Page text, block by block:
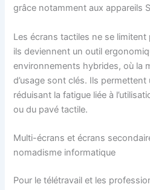
grâce notamment aux appareils
Les écrans tactiles ne se limitent
ils deviennent un outil
environnements hybrides, où la
d’usage sont clés. Ils
réduisant la fatigue liée à
ou du pavé tactile.
Multi-écrans et écrans
nomadisme informatique
Pour le télétravail et les